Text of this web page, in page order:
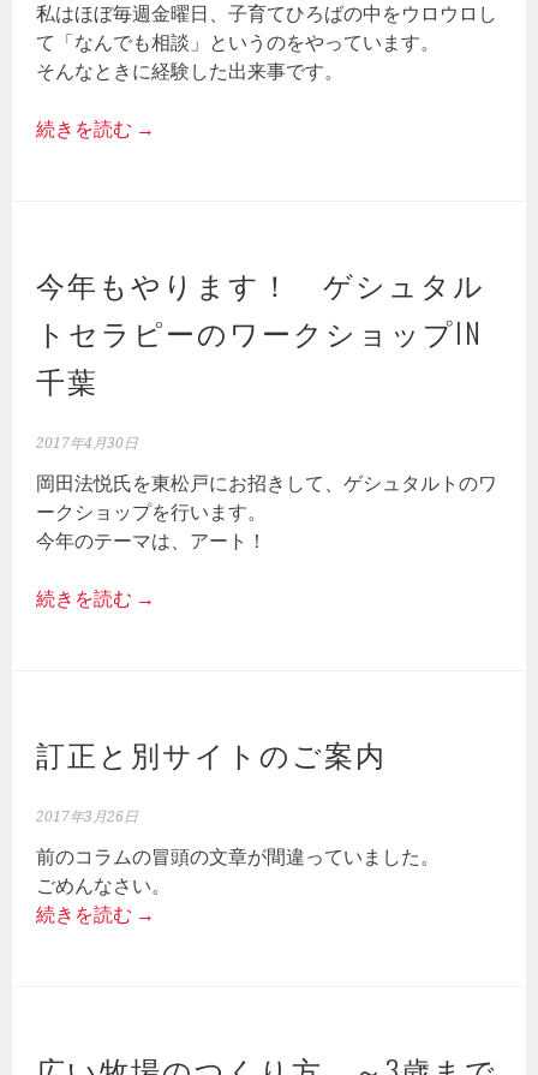
私はほぼ毎週金曜日、子育てひろばの中をウロウロし
て「なんでも相談」というのをやっています。
そんなときに経験した出来事です。
続きを読む →
今年もやります！ ゲシュタル
トセラピーのワークショップIN
千葉
2017年4月30日
岡田法悦氏を東松戸にお招きして、ゲシュタルトのワ
ークショップを行います。
今年のテーマは、アート！
続きを読む →
訂正と別サイトのご案内
2017年3月26日
前のコラムの冒頭の文章が間違っていました。
ごめんなさい。
続きを読む →